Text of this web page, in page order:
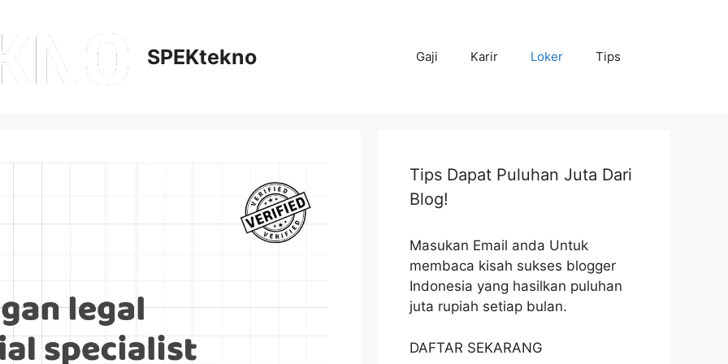
SPEKtekno Gaji Karir Loker Tips
Tips Dapat Puluhan Juta Dari
Blog!
Masukan Email anda Untuk
membaca kisah sukses blogger
Indonesia yang hasilkan puluhan
juta rupiah setiap bulan.
DAFTAR SEKARANG